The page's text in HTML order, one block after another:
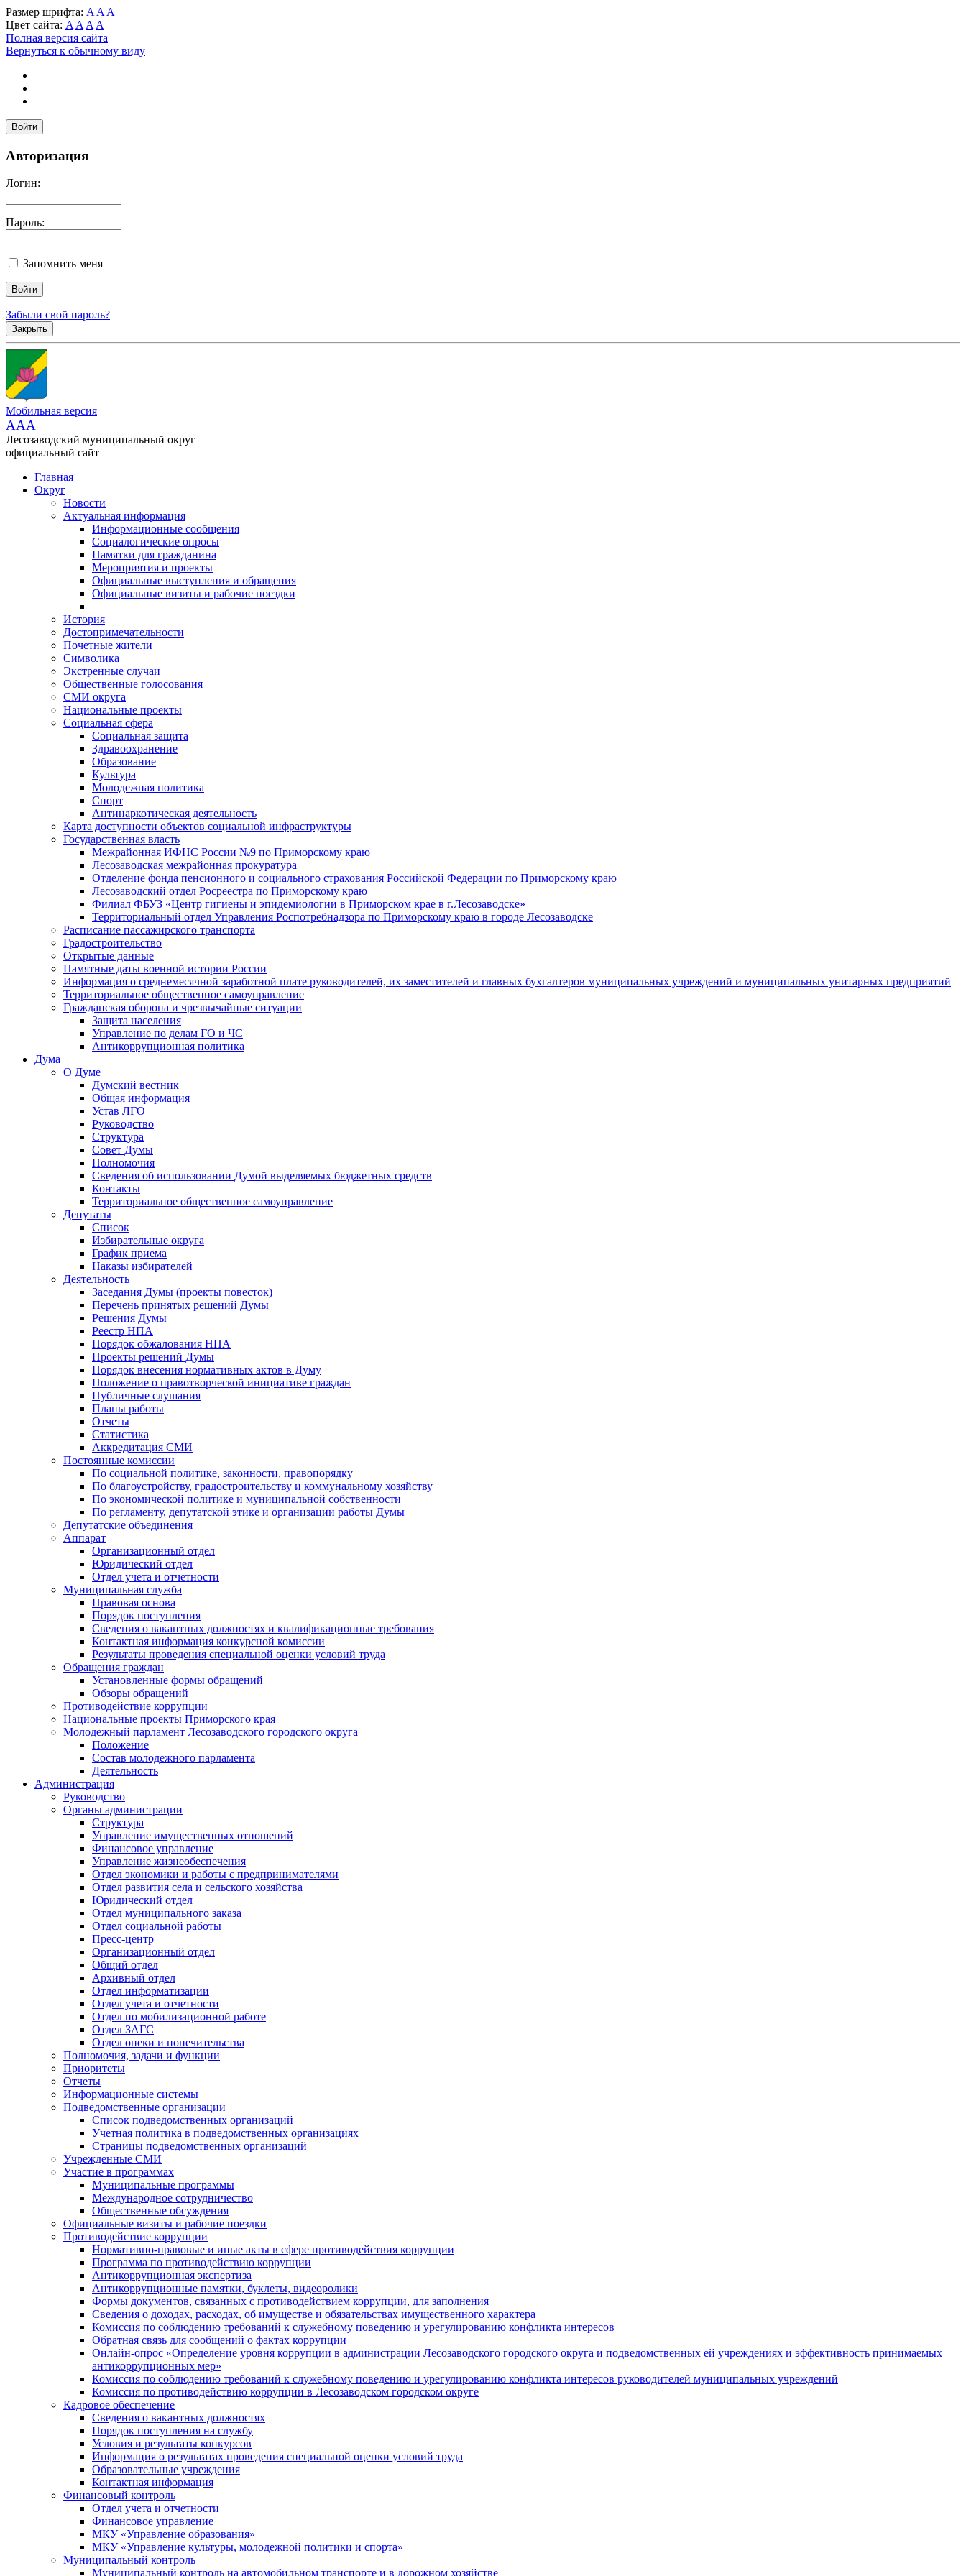
Размер шрифта: A A A
Цвет сайта: A A A A
Полная версия сайта
Вернуться к обычному виду
Войти
Авторизация
Логин:
Пароль:
Запомнить меня
Забыли свой пароль?
Закрыть
Мобильная версия
AAA
Лесозаводский муниципальный округ
официальный сайт
Главная
Округ
Новости
Актуальная информация
Информационные сообщения
Социалогические опросы
Памятки для гражданина
Мероприятия и проекты
Официальные выступления и обращения
Официальные визиты и рабочие поездки
История
Достопримечательности
Почетные жители
Символика
Экстренные случаи
Общественные голосования
СМИ округа
Национальные проекты
Социальная сфера
Социальная защита
Здравоохранение
Образование
Культура
Молодежная политика
Спорт
Антинаркотическая деятельность
Карта доступности объектов социальной инфраструктуры
Государственная власть
Межрайонная ИФНС России №9 по Приморскому краю
Лесозаводская межрайонная прокуратура
Отделение фонда пенсионного и социального страхования Российской Федерации по Приморскому краю
Лесозаводский отдел Росреестра по Приморскому краю
Филиал ФБУЗ «Центр гигиены и эпидемиологии в Приморском крае в г.Лесозаводске»
Территориальный отдел Управления Роспотребнадзора по Приморскому краю в городе Лесозаводске
Расписание пассажирского транспорта
Градостроительство
Открытые данные
Памятные даты военной истории России
Информация о среднемесячной заработной плате руководителей, их заместителей и главных бухгалтеров муниципальных учреждений и муниципальных унитарных предприятий
Территориальное общественное самоуправление
Гражданская оборона и чрезвычайные ситуации
Защита населения
Управление по делам ГО и ЧС
Антикоррупционная политика
Дума
О Думе
Думский вестник
Общая информация
Устав ЛГО
Руководство
Структура
Совет Думы
Полномочия
Сведения об использовании Думой выделяемых бюджетных средств
Контакты
Территориальное общественное самоуправление
Депутаты
Список
Избирательные округа
График приема
Наказы избирателей
Деятельность
Заседания Думы (проекты повесток)
Перечень принятых решений Думы
Решения Думы
Реестр НПА
Порядок обжалования НПА
Проекты решений Думы
Порядок внесения нормативных актов в Думу
Положение о правотворческой инициативе граждан
Публичные слушания
Планы работы
Отчеты
Статистика
Аккредитация СМИ
Постоянные комиссии
По социальной политике, законности, правопорядку
По благоустройству, градостроительству и коммунальному хозяйству
По экономической политике и муниципальной собственности
По регламенту, депутатской этике и организации работы Думы
Депутатские объединения
Аппарат
Организационный отдел
Юридический отдел
Отдел учета и отчетности
Муниципальная служба
Правовая основа
Порядок поступления
Сведения о вакантных должностях и квалификационные требования
Контактная информация конкурсной комиссии
Результаты проведения специальной оценки условий труда
Обращения граждан
Установленные формы обращений
Обзоры обращений
Противодействие коррупции
Национальные проекты Приморского края
Молодежный парламент Лесозаводского городского округа
Положение
Состав молодежного парламента
Деятельность
Администрация
Руководство
Органы администрации
Структура
Управление имущественных отношений
Финансовое управление
Управление жизнеобеспечения
Отдел экономики и работы с предпринимателями
Отдел развития села и сельского хозяйства
Юридический отдел
Отдел муниципального заказа
Отдел социальной работы
Пресс-центр
Организационный отдел
Общий отдел
Архивный отдел
Отдел информатизации
Отдел учета и отчетности
Отдел по мобилизационной работе
Отдел ЗАГС
Отдел опеки и попечительства
Полномочия, задачи и функции
Приоритеты
Отчеты
Информационные системы
Подведомственные организации
Список подведомственных организаций
Учетная политика в подведомственных организациях
Страницы подведомственных организаций
Учрежденные СМИ
Участие в программах
Муниципальные программы
Международное сотрудничество
Общественные обсуждения
Официальные визиты и рабочие поездки
Противодействие коррупции
Нормативно-правовые и иные акты в сфере противодействия коррупции
Программа по противодействию коррупции
Антикоррупционная экспертиза
Антикоррупционные памятки, буклеты, видеоролики
Формы документов, связанных с противодействием коррупции, для заполнения
Сведения о доходах, расходах, об имуществе и обязательствах имущественного характера
Комиссия по соблюдению требований к служебному поведению и урегулированию конфликта интересов
Обратная связь для сообщений о фактах коррупции
Онлайн-опрос «Определение уровня коррупции в администрации Лесозаводского городского округа и подведомственных ей учреждениях и эффективность принимаемых
антикоррупционных мер»
Комиссия по соблюдению требований к служебному поведению и урегулированию конфликта интересов руководителей муниципальных учреждений
Комиссия по противодействию коррупции в Лесозаводском городском округе
Кадровое обеспечение
Сведения о вакантных должностях
Порядок поступления на службу
Условия и результаты конкурсов
Информация о результатах проведения специальной оценки условий труда
Образовательные учреждения
Контактная информация
Финансовый контроль
Отдел учета и отчетности
Финансовое управление
МКУ «Управление образования»
МКУ «Управление культуры, молодежной политики и спорта»
Муниципальный контроль
Муниципальный контроль на автомобильном транспорте и в дорожном хозяйстве